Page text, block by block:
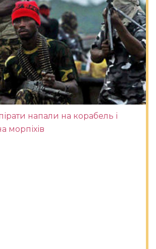
напали на корабель і
морпіхів